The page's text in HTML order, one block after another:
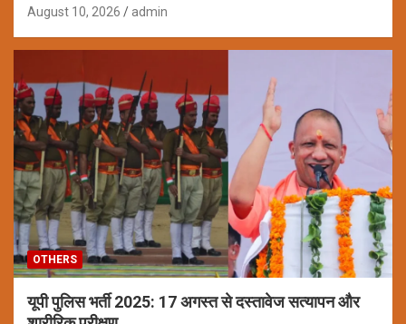
August 10, 2026 admin
OTHERS
यूपी पुलिस भर्ती 2025: 17 अगस्त से दस्तावेज सत्यापन और